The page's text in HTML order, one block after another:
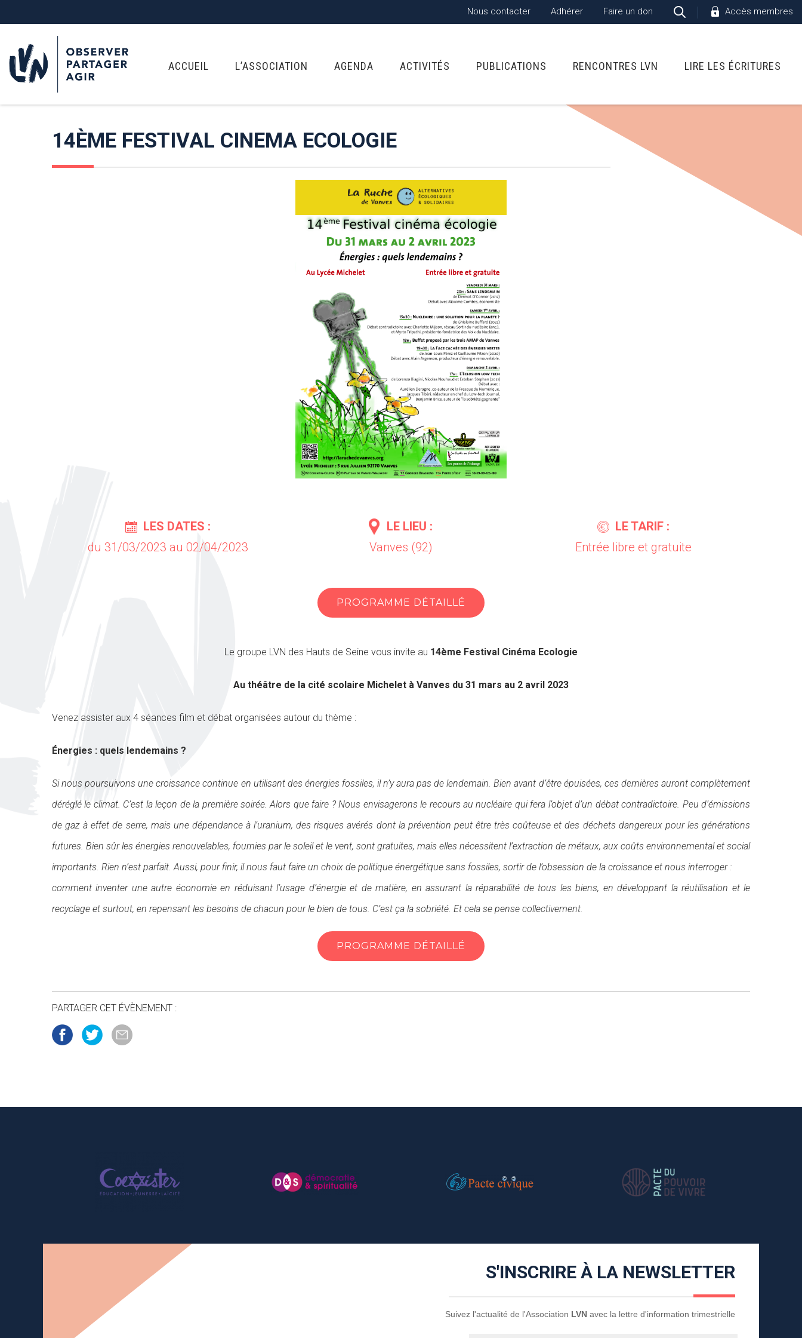
Nous contacter Adhérer Faire un don Accès membres
ACCUEIL L’ASSOCIATION AGENDA ACTIVITÉS PUBLICATIONS RENCONTRES LVN LIRE LES ÉCRITURES
14ÈME FESTIVAL CINEMA ECOLOGIE
LES DATES :
du 31/03/2023 au 02/04/2023
LE LIEU :
Vanves (92)
LE TARIF :
Entrée libre et gratuite
PROGRAMME DÉTAILLÉ
Le groupe LVN des Hauts de Seine vous invite au 14ème Festival Cinéma Ecologie
Au théâtre de la cité scolaire Michelet à Vanves du 31 mars au 2 avril 2023
Venez assister aux 4 séances film et débat organisées autour du thème :
Énergies : quels lendemains ?
Si nous poursuivons une croissance continue en utilisant des énergies fossiles, il n’y aura pas de lendemain. Bien avant d’être épuisées, ces dernières auront complètement
déréglé le climat. C’est la leçon de la première soirée. Alors que faire ? Nous envisagerons le recours au nucléaire qui fera l’objet d’un débat contradictoire. Peu d’émissions
de gaz à effet de serre, mais une dépendance à l’uranium, des risques avérés dont la prévention peut être très coûteuse et des déchets dangereux pour les générations
futures. Bien sûr les énergies renouvelables, fournies par le soleil et le vent, sont gratuites, mais elles nécessitent l’extraction de métaux, aux coûts environnemental et social
importants. Rien n’est parfait. Aussi, pour finir, il nous faut faire un choix de politique énergétique sans fossiles, sortir de l’obsession de la croissance et nous interroger :
comment inventer une autre économie en réduisant l’usage d’énergie et de matière, en assurant la réparabilité de tous les biens, en développant la réutilisation et le
recyclage et surtout, en repensant les besoins de chacun pour le bien de tous. C’est ça la sobriété. Et cela se pense collectivement.
PROGRAMME DÉTAILLÉ
PARTAGER CET ÉVÈNEMENT :
S'INSCRIRE À LA NEWSLETTER
Suivez l'actualité de l'Association LVN avec la lettre d'information trimestrielle